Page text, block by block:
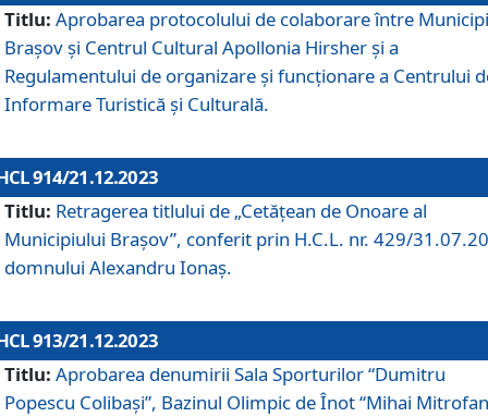
Titlu: Aprobarea protocolului de colaborare între
Brașov și Centrul Cultural Apollonia Hirsher și a
Regulamentului de organizare și funcționare a Centrului
Informare Turistică și Culturală.
914/21.12.2023
Titlu: Retragerea titlului de „Cetățean de Onoare al
Municipiului Brașov”, conferit prin H.C.L. nr. 429/
domnului Alexandru Ionaș.
913/21.12.2023
Titlu: Aprobarea denumirii Sala Sporturilor “Dumitru
Popescu Colibași”, Bazinul Olimpic de Înot “Mihai